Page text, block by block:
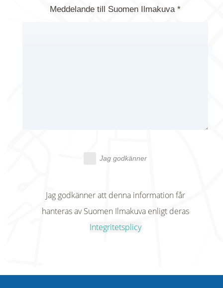
Meddelande till Suomen Ilmakuva *
Jag godkänner
Jag godkänner att denna information får
hanteras av Suomen Ilmakuva enligt deras
Integritetsplicy